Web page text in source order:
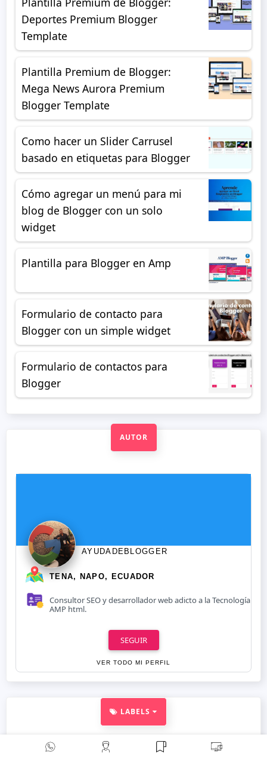
Deportes Premium Blogger
Template
Plantilla Premium de Blogger:
Mega News Aurora Premium
Blogger Template
Como hacer un Slider Carrusel
basado en etiquetas para Blogger
Cómo agregar un menú para mi
blog de Blogger con un solo
widget
Plantilla para Blogger en Amp
Formulario de contacto para
Blogger con un simple widget
Formulario de contactos para
Blogger
AUTOR
AYUDADEBLOGGER
TENA, NAPO, ECUADOR
Consultor SEO y desarrollador web adicto a la Tecnología
AMP html.
SEGUIR
VER TODO MI PERFIL
LABELS
(14)
AMP landing page